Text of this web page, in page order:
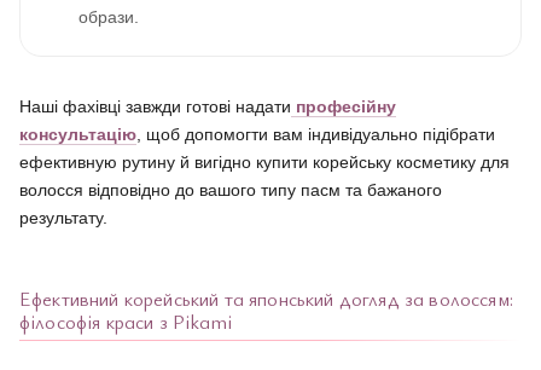
образи.
Наші фахівці завжди готові надати професійну
консультацію , щоб допомогти вам індивідуально підібрати
ефективную рутину й вигідно купити корейську косметику для
волосся відповідно до вашого типу пасм та бажаного
результату.
Ефективний корейський та японський догляд за волоссям:
філософія краси з Pikami